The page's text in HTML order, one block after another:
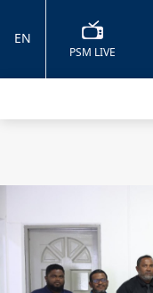
PSM LIVE
EN